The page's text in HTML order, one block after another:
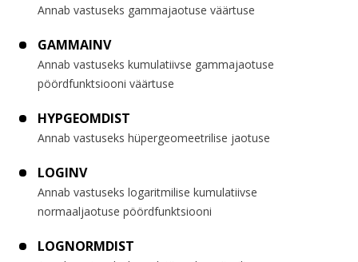
Annab vastuseks gammajaotuse väärtuse
GAMMAINV
Annab vastuseks kumulatiivse gammajaotuse
pöördfunktsiooni väärtuse
HYPGEOMDIST
Annab vastuseks hüpergeomeetrilise jaotuse
LOGINV
Annab vastuseks logaritmilise kumulatiivse
normaaljaotuse pöördfunktsiooni
LOGNORMDIST